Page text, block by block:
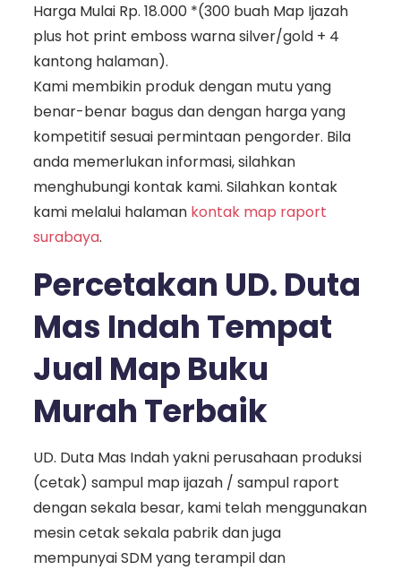
Harga Mulai Rp. 18.000 *(300 buah Map Ijazah
plus hot print emboss warna silver/gold + 4
kantong halaman).
Kami membikin produk dengan mutu yang
benar-benar bagus dan dengan harga yang
kompetitif sesuai permintaan pengorder. Bila
anda memerlukan informasi, silahkan
menghubungi kontak kami. Silahkan kontak
kami melalui halaman kontak map raport
surabaya.
Percetakan UD. Duta
Mas Indah Tempat
Jual Map Buku
Murah Terbaik
UD. Duta Mas Indah yakni perusahaan produksi
(cetak) sampul map ijazah / sampul raport
dengan sekala besar, kami telah menggunakan
mesin cetak sekala pabrik dan juga
mempunyai SDM yang terampil dan